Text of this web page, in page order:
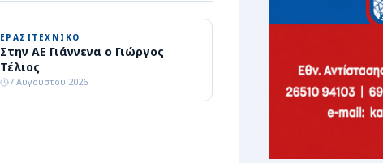
ΕΡΑΣΙΤΕΧΝΙΚΟ
Στην ΑΕ Γιάννενα ο Γιώργος
Τέλιος
7 Αυγούστου 2026